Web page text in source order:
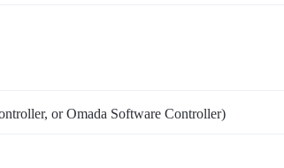
or Omada Software Controller)